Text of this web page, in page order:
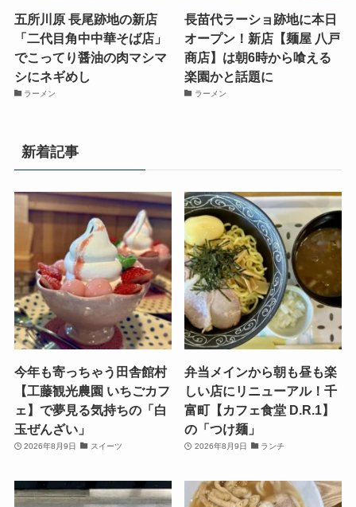
五所川原 長尾跡地の新店
「二代目角中中華そば店」
でこってり醤油の肉マシマ
シにネギめし
ラーメン
長苗代ラーショ跡地に本日
オープン！新店【麺屋 八戸
商店】は朝6時から喰える
楽園かと話題に
ラーメン
新着記事
今年も寄っちゃう田舎館村
【工藤観光農園 いちごカフ
ェ】で夢見る気持ちの「白
玉ぜんざい」
2026年8月9日 スイーツ
弁当メインから朝も昼も楽
しい店にリニューアル！千
富町【カフェ食堂 D.R.1】
の「つけ麺」
2026年8月9日 ランチ